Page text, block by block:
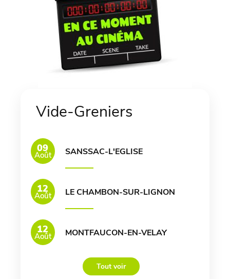
Vide-Greniers
09
Août SANSSAC-L'EGLISE
12
Août LE CHAMBON-SUR-LIGNON
12
Août MONTFAUCON-EN-VELAY
Tout voir